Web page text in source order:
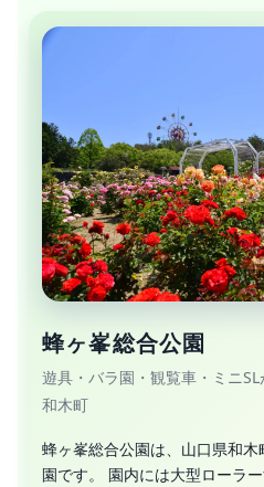
蜂ヶ峯総合公園
遊具・バラ園・観覧車・ミニ
和木町
蜂ヶ峯総合公園は、山口県和
園です。 園内には大型ローラ